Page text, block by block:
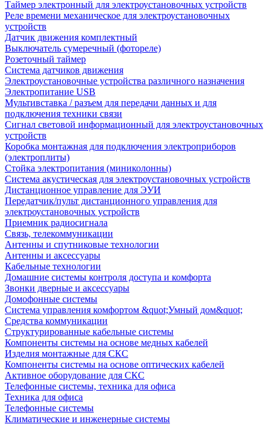
Таймер электронный для электроустановочных устройств
Реле времени механическое для электроустановочных
устройств
Датчик движения комплектный
Выключатель сумеречный (фотореле)
Розеточный таймер
Система датчиков движения
Электроустановочные устройства различного назначения
Электропитание USB
Мультивставка / разъем для передачи данных и для
подключения техники связи
Сигнал световой информационный для электроустановочных
устройств
Коробка монтажная для подключения электроприборов
(электроплиты)
Стойка электропитания (миниколонны)
Система акустическая для электроустановочных устройств
Дистанционное управление для ЭУИ
Передатчик/пульт дистанционного управления для
электроустановочных устройств
Приемник радиосигнала
Связь, телекоммуникации
Антенны и спутниковые технологии
Антенны и аксессуары
Кабельные технологии
Домашние системы контроля доступа и комфорта
Звонки дверные и аксессуары
Домофонные системы
Система управления комфортом &quot;Умный дом&quot;
Средства коммуникации
Структурированные кабельные системы
Компоненты системы на основе медных кабелей
Изделия монтажные для СКС
Компоненты системы на основе оптических кабелей
Активное оборудование для СКС
Телефонные системы, техника для офиса
Техника для офиса
Телефонные системы
Климатические и инженерные системы